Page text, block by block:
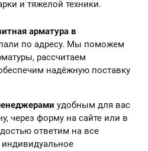
и тяжелой техники.
арматура в
по адресу. Мы поможем
рассчитаем
надёжную поставку
удобным для вас
через форму на сайте или в
ответим на все